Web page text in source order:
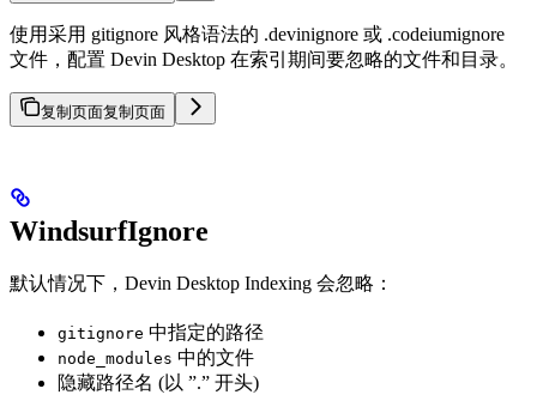
使用采用 gitignore 风格语法的 .devinignore 或 .codeiumignore
文件，配置 Devin Desktop 在索引期间要忽略的文件和目录。
复制页面复制页面
WindsurfIgnore
默认情况下，Devin Desktop Indexing 会忽略：
gitignore 中指定的路径
node_modules 中的文件
隐藏路径名 (以 ”.” 开头)